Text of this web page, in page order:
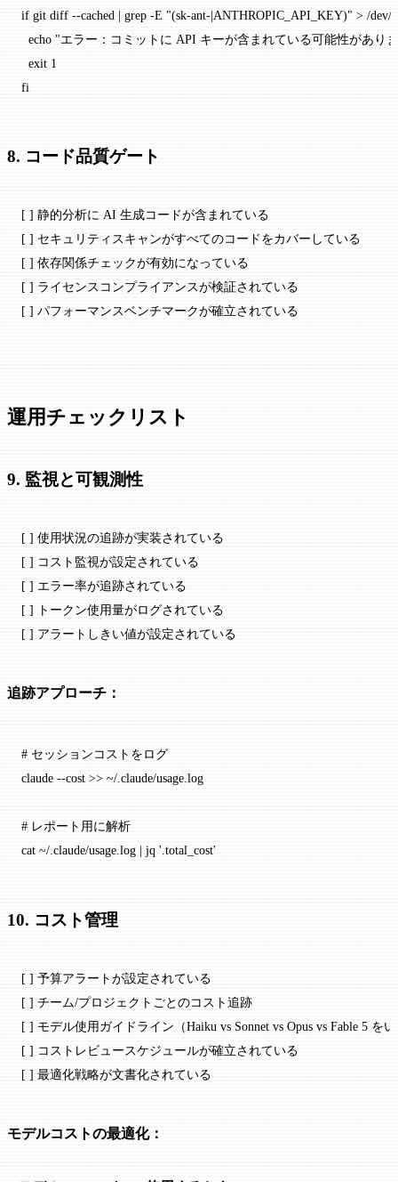
if git diff --cached | grep -E "(sk-ant-|ANTHROPIC_API_KEY)" > /dev/
  echo
"エラー：コミットに API キーが含まれている可能性があり
  exit
1
fi
8. コード品質ゲート
[ ] 静的分析に AI 生成コードが含まれている
[ ] セキュリティスキャンがすべてのコードをカバーしている
[ ] 依存関係チェックが有効になっている
[ ] ライセンスコンプライアンスが検証されている
[ ] パフォーマンスベンチマークが確立されている
運用チェックリスト
9. 監視と可観測性
[ ] 使用状況の追跡が実装されている
[ ] コスト監視が設定されている
[ ] エラー率が追跡されている
[ ] トークン使用量がログされている
[ ] アラートしきい値が設定されている
追跡アプローチ：
# セッションコストをログ
claude --cost >> ~/.claude/usage.log
# レポート用に解析
cat ~/.claude/usage.log | jq '.total_cost'
10. コスト管理
[ ] 予算アラートが設定されている
[ ] チーム/プロジェクトごとのコスト追跡
[ ] モデル使用ガイドライン（Haiku vs Sonnet vs Opus vs Fable 5 を
[ ] コストレビュースケジュールが確立されている
[ ] 最適化戦略が文書化されている
モデルコストの最適化：